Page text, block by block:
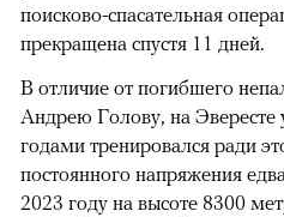
поисково-спасательная
прекращена спустя 11 дней.
В отличие от погибшего
Андрею Голову, на Эвересте
годами тренировался ради
постоянного напряжения
2023 году на высоте 8300